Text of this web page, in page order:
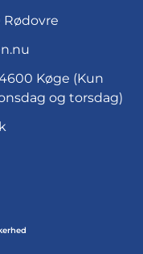
Rødovre
Køge (Kun
og torsdag)